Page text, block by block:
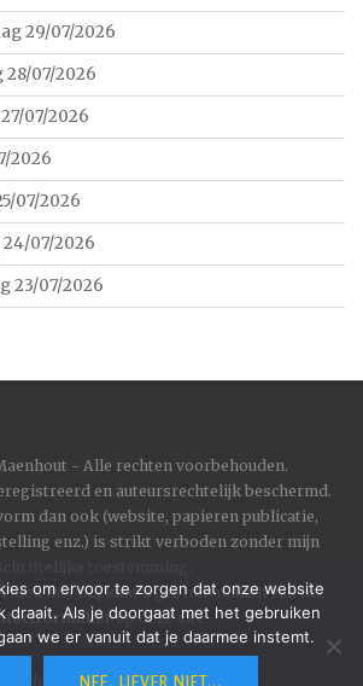
29/07/2026
07/2026
07/2026
2026
07/2026
07/2026
23/07/2026
- Alle rechten voorbehouden.
en auteursrechtelijk beschermd.
dan ook (website, papieren publicatie,
enz.) is strikt verboden zonder mijn
met mij kunt u gebruik maken van het
op deze site.
Toujoursby Automattic
om ervoor te zorgen dat onze website
draait. Als je doorgaat met het gebruiken
we er vanuit dat je daarmee instemt.
NEE, LIEVER NIET...